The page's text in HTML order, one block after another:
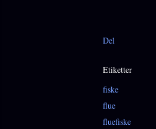
Del
Etiketter
fiske
flue
fluefiske